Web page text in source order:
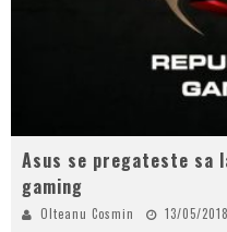
Asus se pregateste sa
gaming
Olteanu Cosmin
13/05/2018